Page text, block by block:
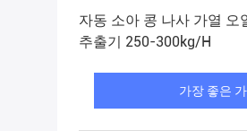
자동 소아 콩 나사 가열 오
추출기 250-300kg/H
가장 좋은